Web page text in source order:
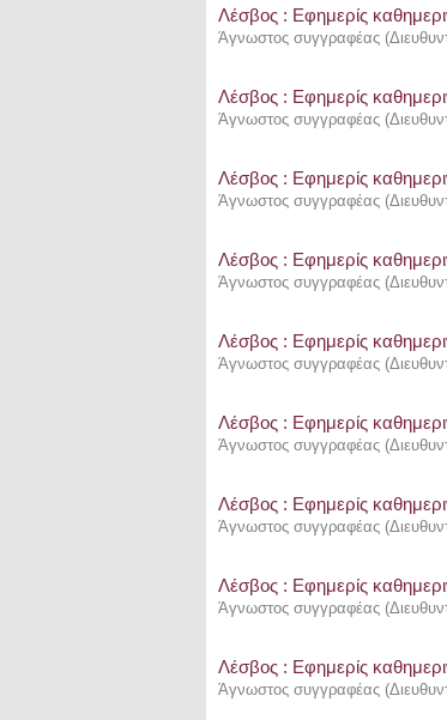
Λέσβος : Eφημερίς
Άγνωστος συγγραφέας (
Λέσβος : Eφημερίς
Άγνωστος συγγραφέας (
Λέσβος : Eφημερίς
Άγνωστος συγγραφέας (
Λέσβος : Eφημερίς
Άγνωστος συγγραφέας (
Λέσβος : Eφημερίς
Άγνωστος συγγραφέας (
Λέσβος : Eφημερίς
Άγνωστος συγγραφέας (
Λέσβος : Eφημερίς
Άγνωστος συγγραφέας (
Λέσβος : Eφημερίς
Άγνωστος συγγραφέας (
Λέσβος : Eφημερίς
Άγνωστος συγγραφέας (